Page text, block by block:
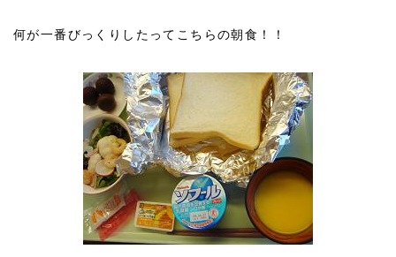
何が一番びっくりしたってこちらの朝食！！